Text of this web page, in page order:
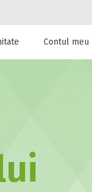
de cazare la
Contul meu